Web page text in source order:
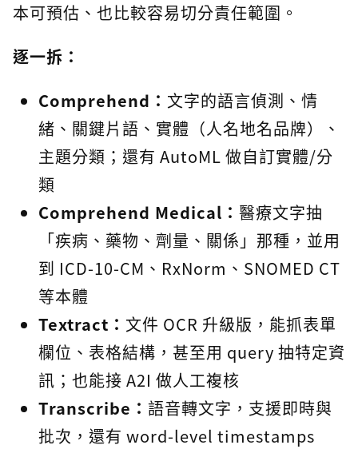
本可預估、也比較容易切分責任範圍。
逐一拆：
Comprehend： 文字的語言偵測、情
緒、關鍵片語、實體（人名地名品牌）、
主題分類；還有 AutoML 做自訂實體/分
類
Comprehend Medical： 醫療文字抽
「疾病、藥物、劑量、關係」那種，並用
到 ICD-10-CM、RxNorm、SNOMED CT
等本體
Textract： 文件 OCR 升級版，能抓表單
欄位、表格結構，甚至用 query 抽特定資
訊；也能接 A2I 做人工複核
Transcribe： 語音轉文字，支援即時與
批次，還有 word-level timestamps